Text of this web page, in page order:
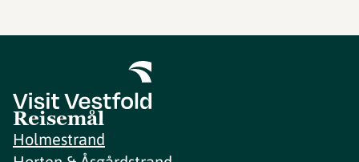
Reisemål
Holmestrand